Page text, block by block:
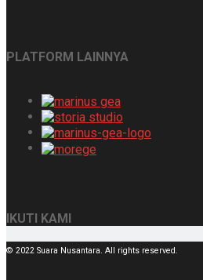
PLATFORM LAINNYA
IKUTI KAMI
© 2022 Suara Nusantara. All rights reserved.